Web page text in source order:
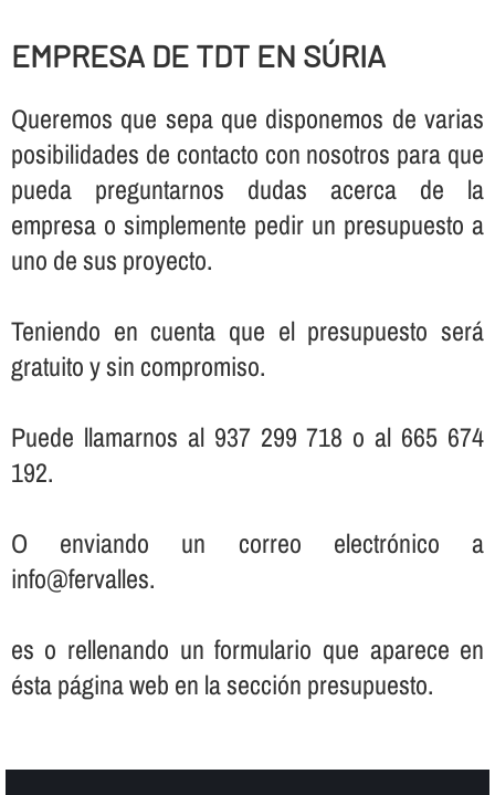
EMPRESA DE TDT EN SÚRIA
Queremos que sepa que disponemos de varias
posibilidades de contacto con nosotros para que
pueda preguntarnos dudas acerca de la
empresa o simplemente pedir un presupuesto a
uno de sus proyecto.
Teniendo en cuenta que el presupuesto será
gratuito y sin compromiso.
Puede llamarnos al 937 299 718 o al 665 674
192.
O enviando un correo electrónico a
info@fervalles.
es o rellenando un formulario que aparece en
ésta página web en la sección presupuesto.